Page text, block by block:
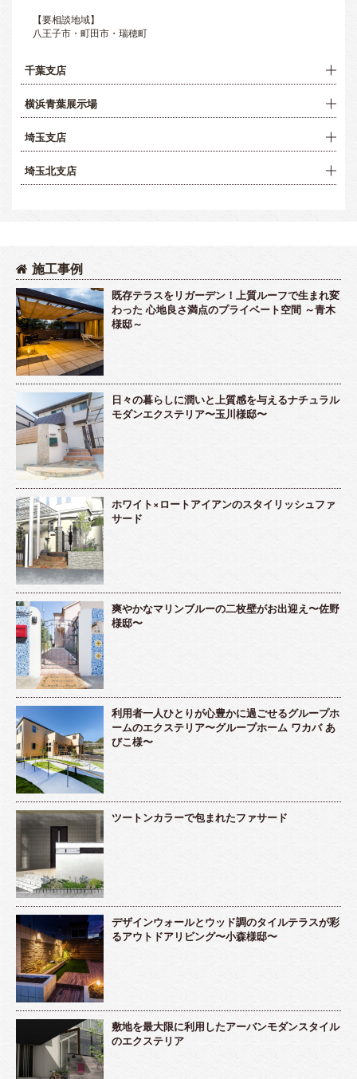
【要相談地域】
八王子市・町田市・瑞穂町
千葉支店
横浜青葉展示場
埼玉支店
埼玉北支店
施工事例
既存テラスをリガーデン！上質ルーフで生まれ変
わった 心地良さ満点のプライベート空間 ～青木
様邸～
日々の暮らしに潤いと上質感を与えるナチュラル
モダンエクステリア〜玉川様邸〜
ホワイト×ロートアイアンのスタイリッシュファ
サード
爽やかなマリンブルーの二枚壁がお出迎え〜佐野
様邸〜
利用者一人ひとりが心豊かに過ごせるグループホ
ームのエクステリア〜グループホーム ワカバ あ
びこ様〜
ツートンカラーで包まれたファサード
デザインウォールとウッド調のタイルテラスが彩
るアウトドアリビング〜小森様邸〜
敷地を最大限に利用したアーバンモダンスタイル
のエクステリア